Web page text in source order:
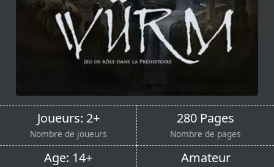
Joueurs: 2+
Nombre de joueurs
280 Pages
Nombre de pages
Age: 14+ Amateur